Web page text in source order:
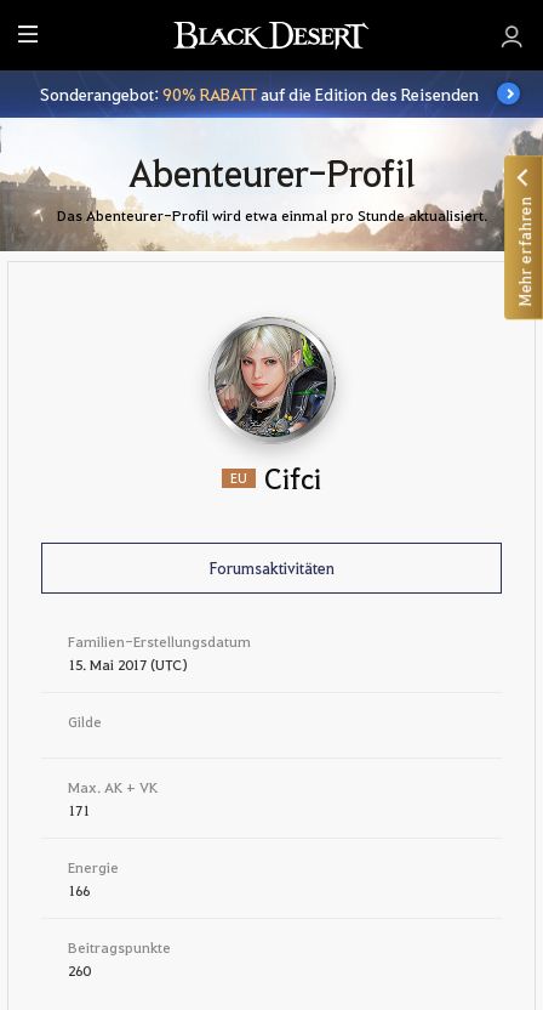
A
l
l Sonderangebot:90% RABATTauf die Edition des Reisenden
Abenteurer-Profil
Das Abenteurer-Profil wird etwa einmal pro Stunde aktualisiert.
EU Cifci
Forumsaktivitäten
Familien-Erstellungsdatum
15. Mai 2017 (UTC)
Gilde
Max. AK + VK
171
Energie
166
Beitragspunkte
260
Mehr erfahren